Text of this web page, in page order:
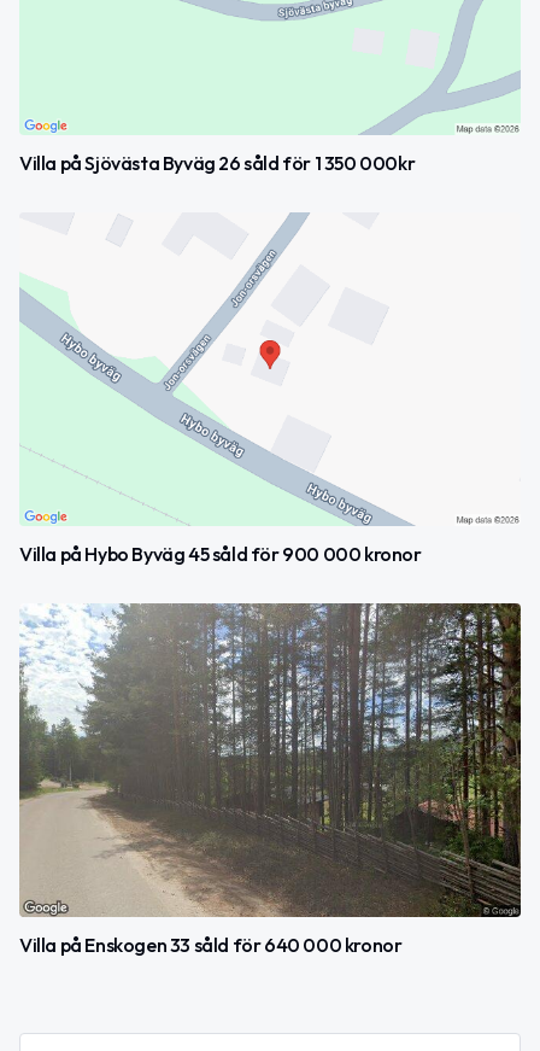
Villa på Sjövästa Byväg 26 såld för 1 350 000kr
Villa på Hybo Byväg 45 såld för 900 000 kronor
Villa på Enskogen 33 såld för 640 000 kronor